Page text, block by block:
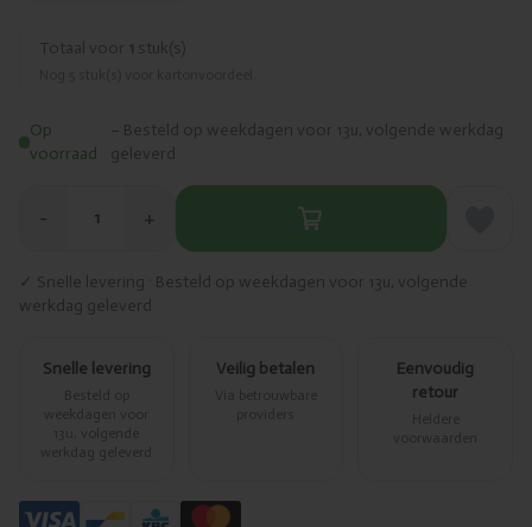
Totaal voor 1 stuk(s)
Op
voorraad
– Besteld op weekdagen voor 13u, volgende werkdag
geleverd
− 1 +
✓ Snelle levering · Besteld op weekdagen voor 13u, volgende
werkdag geleverd
Snelle levering
Besteld op
weekdagen voor
werkdag geleverd
Veilig betalen
Via betrouwbare
providers
Eenvoudig
retour
Heldere
voorwaarden